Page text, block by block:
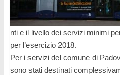
nti e il livello dei servizi minimi
per l’esercizio 2018.
Per i servizi del comune di
sono stati destinati